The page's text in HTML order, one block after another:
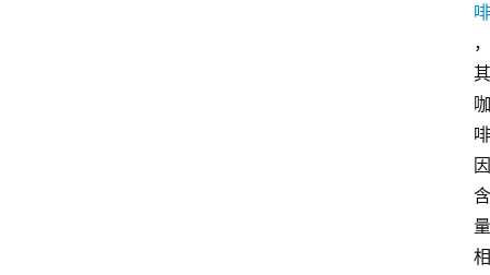
啡
，
其
咖
啡
因
含
量
相